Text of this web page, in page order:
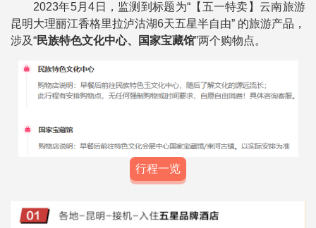
2023年5月4日，监测到标题为“【五一特卖】云南旅游
昆明大理丽江香格里拉泸沽湖6天五星半自由” 的旅游产品，
涉及“民族特色文化中心、国家宝藏馆”两个购物点。
行程一览